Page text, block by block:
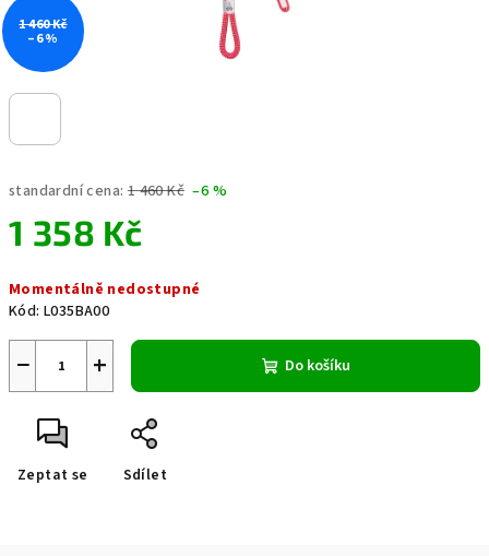
standardní cena: 1 460 Kč –6 %
1 358 Kč
cena:
Momentálně nedostupné
Kód: L035BA00
+
− Do košíku
Zeptat se Sdílet
1 460 Kč
–6 %